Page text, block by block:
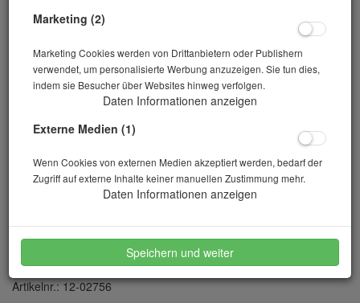
Riffelteiler RT 37,5 12 Durchlässe
Artikelnr.: 12-02756
Marketing (2)
Marketing Cookies werden von Drittanbietern oder Publishern
verwendet, um personalisierte Werbung anzuzeigen. Sie tun dies,
indem sie Besucher über Websites hinweg verfolgen.
Daten Informationen anzeigen
Externe Medien (1)
Wenn Cookies von externen Medien akzeptiert werden, bedarf der
Zugriff auf externe Inhalte keiner manuellen Zustimmung mehr.
Daten Informationen anzeigen
Speichern und weiter